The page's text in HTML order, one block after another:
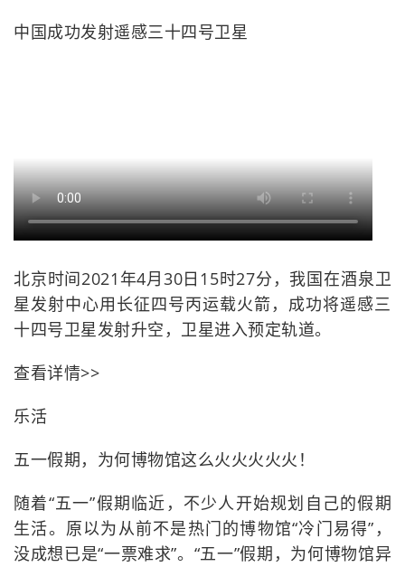
中国成功发射遥感三十四号卫星
北京时间2021年4月30日15时27分，我国在酒泉卫
星发射中心用长征四号丙运载火箭，成功将遥感三
十四号卫星发射升空，卫星进入预定轨道。
查看详情>>
乐活
五一假期，为何博物馆这么火火火火火！
随着“五一”假期临近，不少人开始规划自己的假期
生活。原以为从前不是热门的博物馆“冷门易得”，
没成想已是“一票难求”。“五一”假期，为何博物馆异